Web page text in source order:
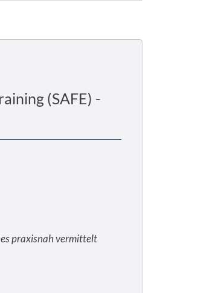
(SAFE) -
praxisnah vermittelt